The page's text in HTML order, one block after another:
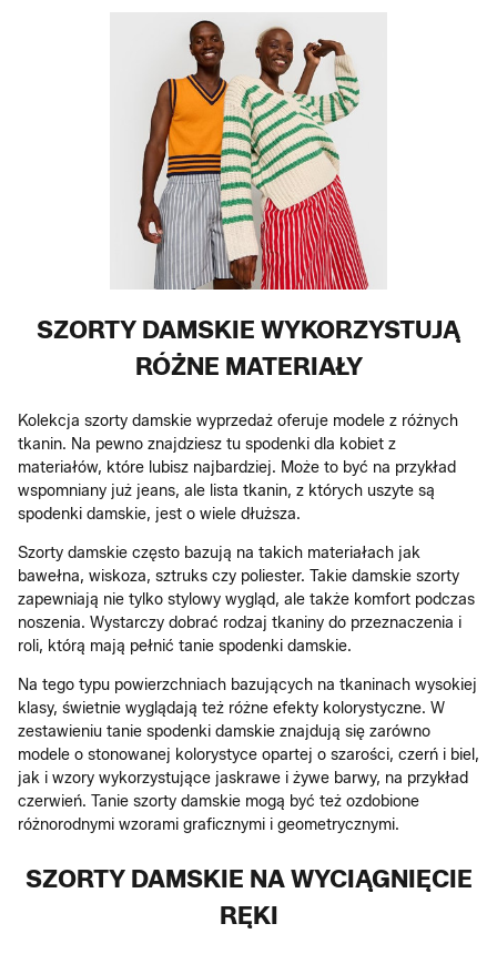
SZORTY DAMSKIE WYKORZYSTUJĄ
RÓŻNE MATERIAŁY
Kolekcja szorty damskie wyprzedaż oferuje modele z różnych
tkanin. Na pewno znajdziesz tu spodenki dla kobiet z
materiałów, które lubisz najbardziej. Może to być na przykład
wspomniany już jeans, ale lista tkanin, z których uszyte są
spodenki damskie, jest o wiele dłuższa.
Szorty damskie często bazują na takich materiałach jak
bawełna, wiskoza, sztruks czy poliester. Takie damskie szorty
zapewniają nie tylko stylowy wygląd, ale także komfort podczas
noszenia. Wystarczy dobrać rodzaj tkaniny do przeznaczenia i
roli, którą mają pełnić tanie spodenki damskie.
Na tego typu powierzchniach bazujących na tkaninach wysokiej
klasy, świetnie wyglądają też różne efekty kolorystyczne. W
zestawieniu tanie spodenki damskie znajdują się zarówno
modele o stonowanej kolorystyce opartej o szarości, czerń i biel,
jak i wzory wykorzystujące jaskrawe i żywe barwy, na przykład
czerwień. Tanie szorty damskie mogą być też ozdobione
różnorodnymi wzorami graficznymi i geometrycznymi.
SZORTY DAMSKIE NA WYCIĄGNIĘCIE
RĘKI